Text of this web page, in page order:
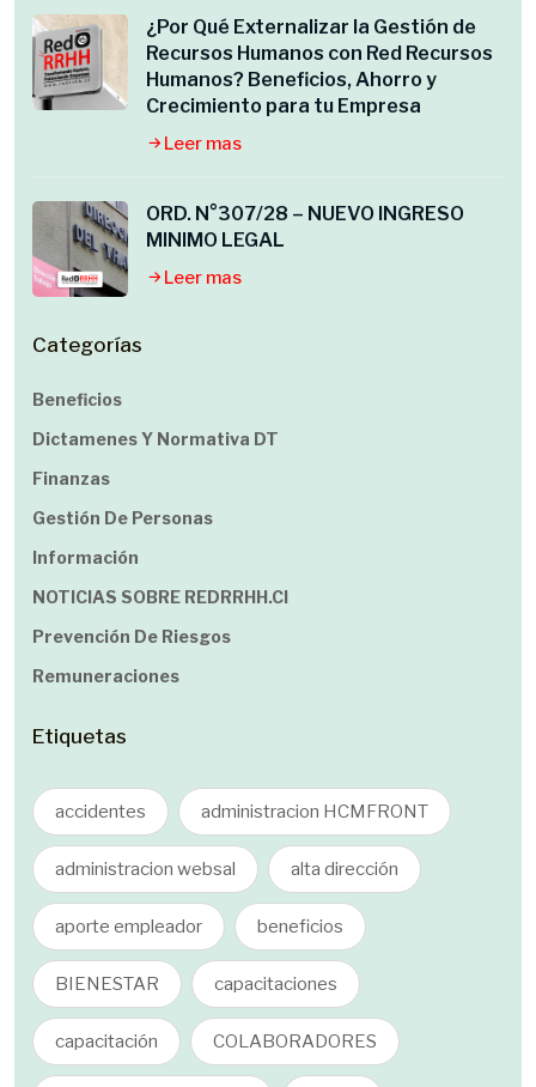
¿Por Qué Externalizar la Gestión de
Recursos Humanos con Red Recursos
Humanos? Beneficios, Ahorro y
Crecimiento para tu Empresa
Leer mas
ORD. N°307/28 – NUEVO INGRESO
MINIMO LEGAL
Leer mas
Categorías
Beneficios
Dictamenes Y Normativa DT
Finanzas
Gestión De Personas
Información
NOTICIAS SOBRE REDRRHH.cl
Prevención De Riesgos
Remuneraciones
Etiquetas
accidentes administracion HCMFRONT
administracion websal alta dirección
aporte empleador beneficios
BIENESTAR capacitaciones
capacitación COLABORADORES